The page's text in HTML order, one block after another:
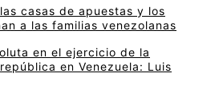
casas de apuestas y los
a las familias venezolanas
en el ejercicio de la
en Venezuela: Luis